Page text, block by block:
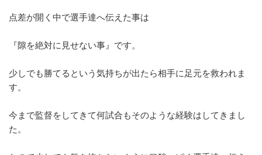
点差が開く中で選手達へ伝えた事は
『隙を絶対に見せない事』です。
少しでも勝てるという気持ちが出たら相手に足元を救われま
す。
今まで監督をしてきて何試合もそのような経験はしてきまし
た。